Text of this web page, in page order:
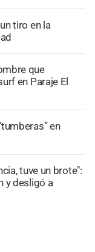
tiro en la
que
en Paraje El
en
tuve un brote":
y desligó a